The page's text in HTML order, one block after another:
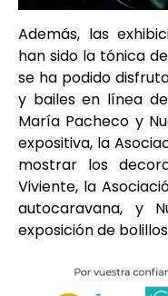
Además, las
han sido la tónica
se ha podido
y bailes en línea
María Pacheco y
expositiva, la
mostrar los
Viviente, la
autocaravana, y
exposición de